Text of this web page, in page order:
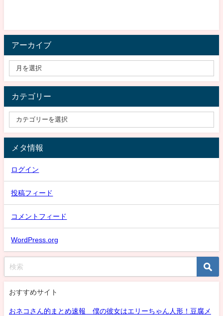
アーカイブ
カテゴリー
メタ情報
ログイン
投稿フィード
コメントフィード
WordPress.org
おすすめサイト
おネコさん的まとめ速報 僕の彼女はエリーちゃん人形！豆腐メ